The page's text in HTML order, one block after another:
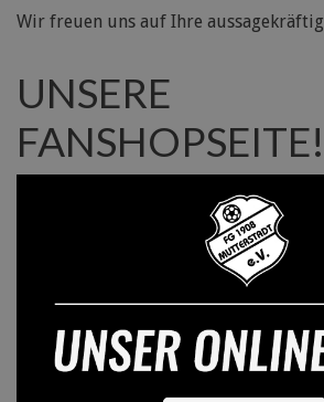
Wir freuen uns auf Ihre
UNSERE